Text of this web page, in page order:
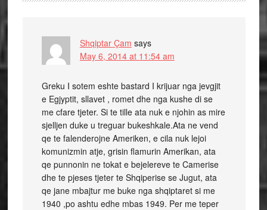
Shqiptar Çam says
May 6, 2014 at 11:54 am
Greku I sotem eshte bastard I krijuar nga jevgjit
e Egjyptit, sllavet , romet dhe nga kushe di se
me cfare tjeter. Si te tille ata nuk e njohin as mire
sjelljen duke u treguar bukeshkale.Ata ne vend
qe te falenderojne Ameriken, e cila nuk lejoi
komunizmin atje, grisin flamurin Amerikan, ata
qe punnonin ne tokat e bejelereve te Camerise
dhe te pjeses tjeter te Shqiperise se Jugut, ata
qe jane mbajtur me buke nga shqiptaret si me
1940 ,po ashtu edhe mbas 1949. Per me teper